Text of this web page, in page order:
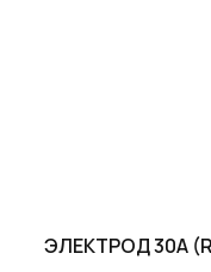
ЭЛЕКТРОД 30A